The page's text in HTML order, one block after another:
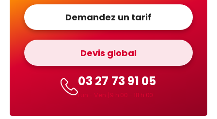
Demandez un tarif
Devis global
03 27 73 91 05
Lun - Ven | 9 h 00 - 18 h 00